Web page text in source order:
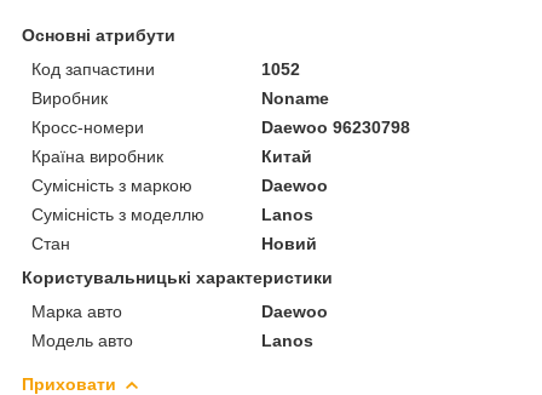
Основні атрибути
Код запчастини
1052
Виробник
Noname
Кросс-номери
Daewoo 96230798
Країна виробник
Китай
Сумісність з маркою
Daewoo
Сумісність з моделлю
Lanos
Стан
Новий
Користувальницькі характеристики
Марка авто
Daewoo
Модель авто
Lanos
Приховати